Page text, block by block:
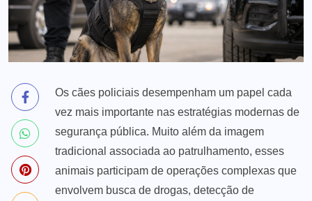
Os cães policiais desempenham um papel cada
vez mais importante nas estratégias modernas de
segurança pública. Muito além da imagem
tradicional associada ao patrulhamento, esses
animais participam de operações complexas que
envolvem busca de drogas, detecção de